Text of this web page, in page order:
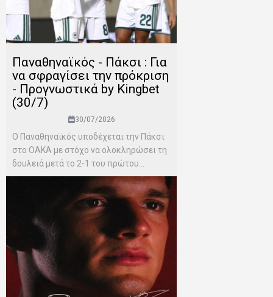
Παναθηναϊκός - Πάκσι : Για
να σφραγίσει την πρόκριση
- Προγνωστικά by Kingbet
(30/7)
30/07/2026
Ο Παναθηναϊκός υποδέχεται την Πάκσι
στο ΟΑΚΑ με στόχο να ολοκληρώσει τη
δουλειά μετά το 2-1 του πρώτου...